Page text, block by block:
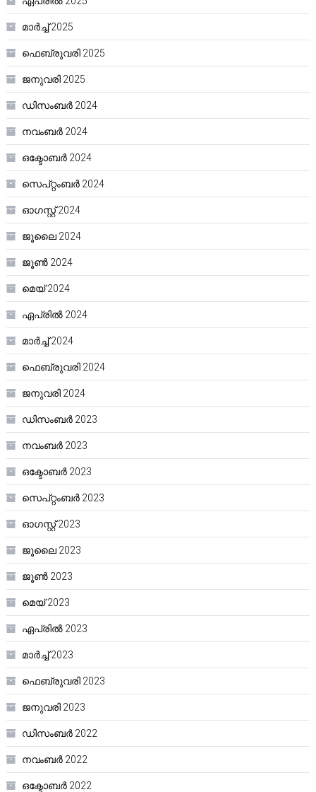
മാർച്ച്‌ 2025
ഫെബ്രുവരി 2025
ജനുവരി 2025
ഡിസംബർ 2024
നവംബർ 2024
ഒക്ടോബർ 2024
സെപ്റ്റംബർ 2024
ഓഗസ്റ്റ്‌ 2024
ജൂലൈ 2024
ജൂൺ 2024
മെയ്‌ 2024
ഏപ്രിൽ 2024
മാർച്ച്‌ 2024
ഫെബ്രുവരി 2024
ജനുവരി 2024
ഡിസംബർ 2023
നവംബർ 2023
ഒക്ടോബർ 2023
സെപ്റ്റംബർ 2023
ഓഗസ്റ്റ്‌ 2023
ജൂലൈ 2023
ജൂൺ 2023
മെയ്‌ 2023
ഏപ്രിൽ 2023
മാർച്ച്‌ 2023
ഫെബ്രുവരി 2023
ജനുവരി 2023
ഡിസംബർ 2022
നവംബർ 2022
ഒക്ടോബർ 2022